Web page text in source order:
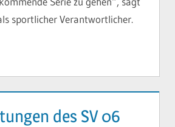
sportlicher Verantwortlicher.
des SV 06